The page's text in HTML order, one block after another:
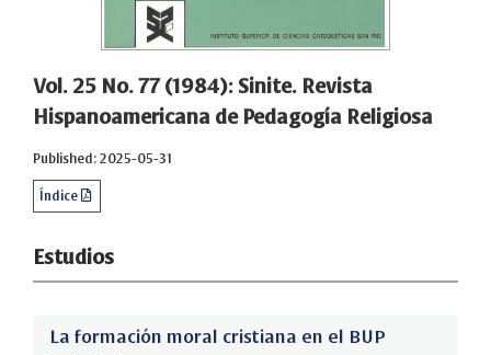
Vol. 25 No. 77 (1984): Sinite. Revista
Hispanoamericana de Pedagogía Religiosa
Published: 2025-05-31
Índice
Estudios
La formación moral cristiana en el BUP